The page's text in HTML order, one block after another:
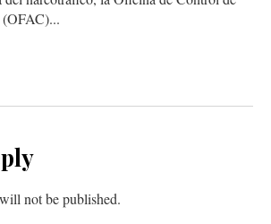
not be published.